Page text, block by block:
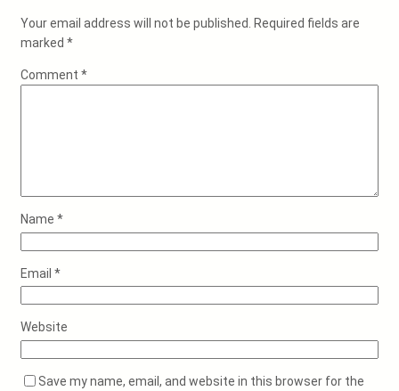
Your email address will not be published. Required fields are
marked *
Comment *
Name *
Email *
Website
Save my name, email, and website in this browser for the